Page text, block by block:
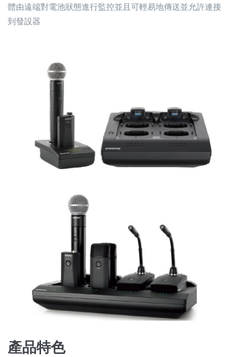
體由遠端對電池狀態進⾏監控並且可輕易地傳送並允許連接
到發設器
產品特色